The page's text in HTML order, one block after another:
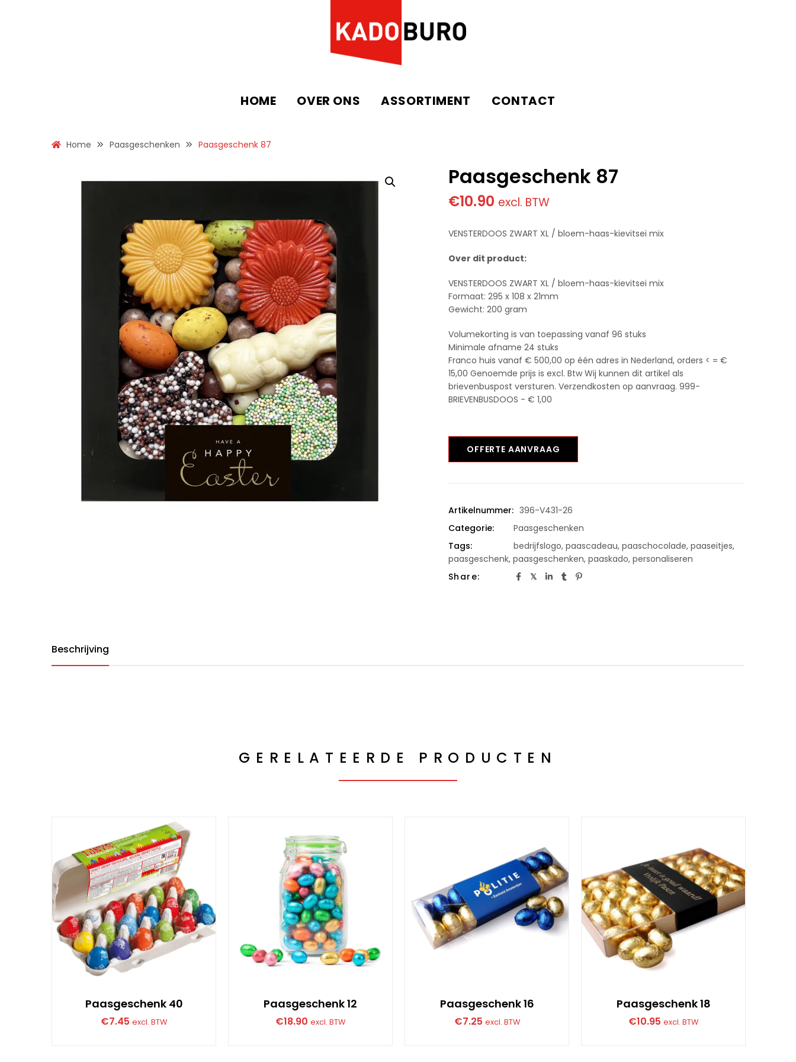
HOME OVER ONS ASSORTIMENT CONTACT
Home Paasgeschenken Paasgeschenk 87
Paasgeschenk 87
€10.90 excl. BTW
VENSTERDOOS ZWART XL / bloem-haas-kievitsei mix
Over dit product:
VENSTERDOOS ZWART XL / bloem-haas-kievitsei mix
Formaat: 295 x 108 x 21mm
Gewicht: 200 gram
Volumekorting is van toepassing vanaf 96 stuks
Minimale afname 24 stuks
Franco huis vanaf € 500,00 op één adres in Nederland, orders < = €
15,00 Genoemde prijs is excl. Btw Wij kunnen dit artikel als
brievenbuspost versturen. Verzendkosten op aanvraag. 999-
BRIEVENBUSDOOS - € 1,00
OFFERTE AANVRAAG
Artikelnummer: 396-V431-26
Categorie:
Paasgeschenken
Tags:
bedrijfslogo, paascadeau, paaschocolade, paaseitjes,
paasgeschenk, paasgeschenken, paaskado, personaliseren
Share:
Beschrijving
GERELATEERDE PRODUCTEN
Paasgeschenk 40
€7.45 excl. BTW
Paasgeschenk 12
€18.90 excl. BTW
Paasgeschenk 16
€7.25 excl. BTW
Paasgeschenk 18
€10.95 excl. BTW